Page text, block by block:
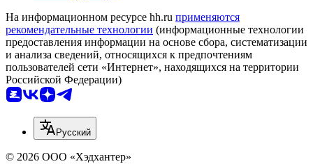
На информационном ресурсе hh.ru применяются
рекомендательные технологии (информационные технологии
предоставления информации на основе сбора, систематизации
и анализа сведений, относящихся к предпочтениям
пользователей сети «Интернет», находящихся на территории
Российской Федерации)
Русский
© 2026 ООО «Хэдхантер»